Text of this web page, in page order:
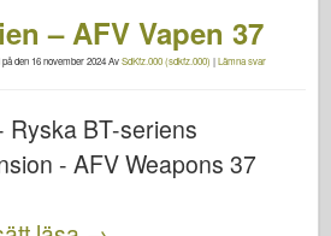
– AFV Vapen 37
påden 16 november 2024AvSdKfz.000 (sdkfz.000) |Lämna svar
Ryska BT-seriens
- AFV Weapons 37